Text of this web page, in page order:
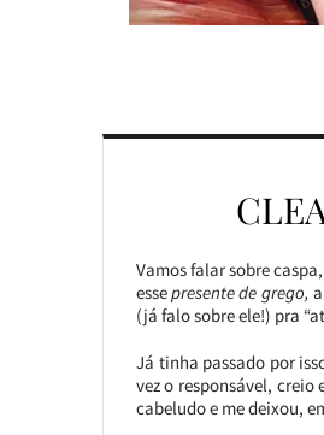
Vamos falar sobre
essepresente de grego,
(já falo sobre ele!) pra
Já tinha passado por
vez o responsável,
cabeludo e me deixou,